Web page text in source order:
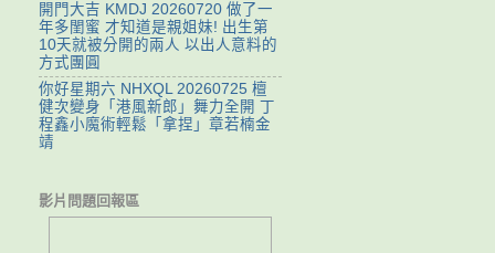
開門大吉 KMDJ 20260720 做了一
年多閨蜜 才知道是親姐妹! 出生第
10天就被分開的兩人 以出人意料的
方式團圓
你好星期六 NHXQL 20260725 檀
健次變身「港風新郎」舞力全開 丁
程鑫小魔術輕鬆「拿捏」章若楠金
靖
影片問題回報區